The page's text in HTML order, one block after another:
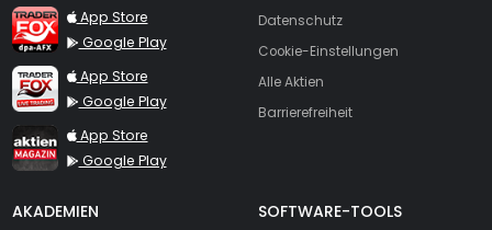
TraderFox dpa-AFX ProFeed
App Store
Google Play
TraderFox Live Trading
App Store
Google Play
TraderFox aktien Magazin
App Store
Google Play
Datenschutz
Cookie-Einstellungen
Alle Aktien
Barrierefreiheit
AKADEMIEN SOFTWARE-TOOLS